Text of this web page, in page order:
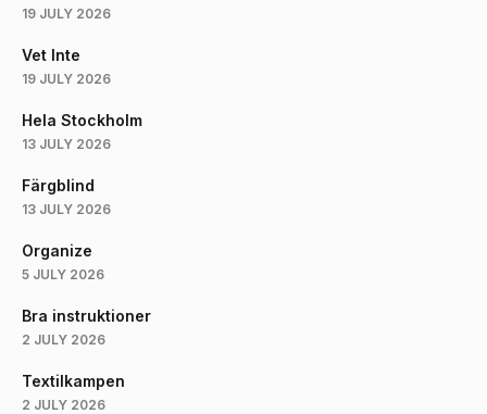
19 JULY 2026
Vet Inte
19 JULY 2026
Hela Stockholm
13 JULY 2026
Färgblind
13 JULY 2026
Organize
5 JULY 2026
Bra instruktioner
2 JULY 2026
Textilkampen
2 JULY 2026